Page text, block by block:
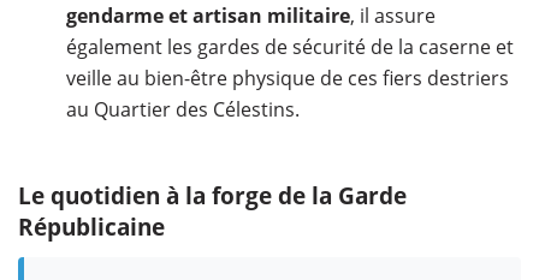
gendarme et artisan militaire, il assure
également les gardes de sécurité de la caserne et
veille au bien-être physique de ces fiers destriers
au Quartier des Célestins.
Le quotidien à la forge de la Garde
Républicaine